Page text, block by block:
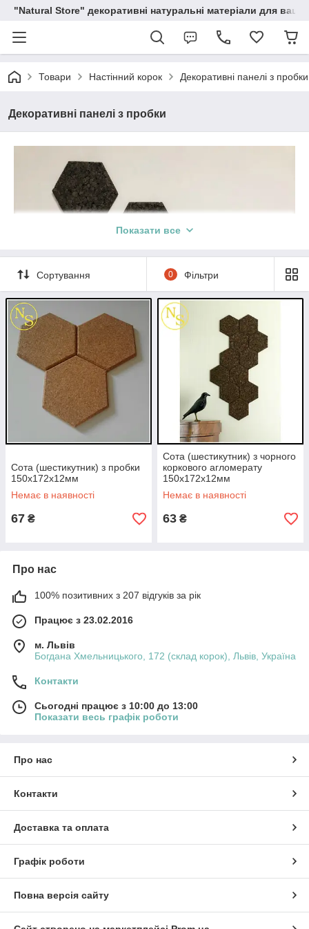
"Natural Store" декоративні натуральні матеріали для
Товари Настінний корок Декоративні панелі з пробки
Декоративні панелі з пробки
Показати все
Сортування 0 Фільтри
Сота (шестикутник) з пробки
150х172х12мм
Немає в наявності
67 ₴
Сота (шестикутник) з чорного
коркового агломерату
150х172х12мм
Немає в наявності
63 ₴
Про нас
100% позитивних з 207 відгуків за рік
Працює з 23.02.2016
м. Львів
Богдана Хмельницького, 172 (склад корок), Львів, Україна
Контакти
Сьогодні працює з 10:00 до 13:00
Показати весь графік роботи
Про нас
Контакти
Доставка та оплата
Графік роботи
Повна версія сайту